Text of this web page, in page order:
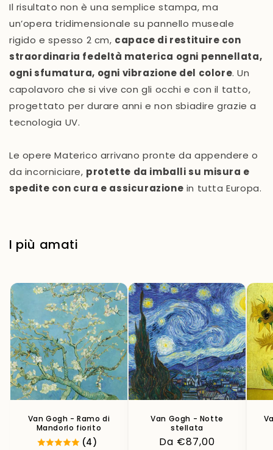
Il risultato non è una semplice stampa, ma
un’opera tridimensionale su pannello museale
rigido e spesso 2 cm, capace di restituire con
straordinaria fedeltà materica ogni pennellata,
ogni sfumatura, ogni vibrazione del colore. Un
capolavoro che si vive con gli occhi e con il tatto,
progettato per durare anni e non sbiadire grazie a
tecnologia UV.
Le opere Materico arrivano pronte da appendere o
da incorniciare, protette da imballi su misura e
spedite con cura e assicurazione in tutta Europa.
I più amati
Van Gogh - Ramo di
Mandorlo fiorito
(4)
Van Gogh - Notte
stellata
Prezzo
Da €87,00